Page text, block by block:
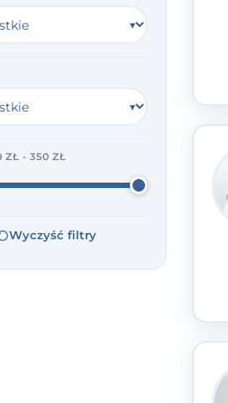
ZŁ - 350 ZŁ
Wyczyść filtry